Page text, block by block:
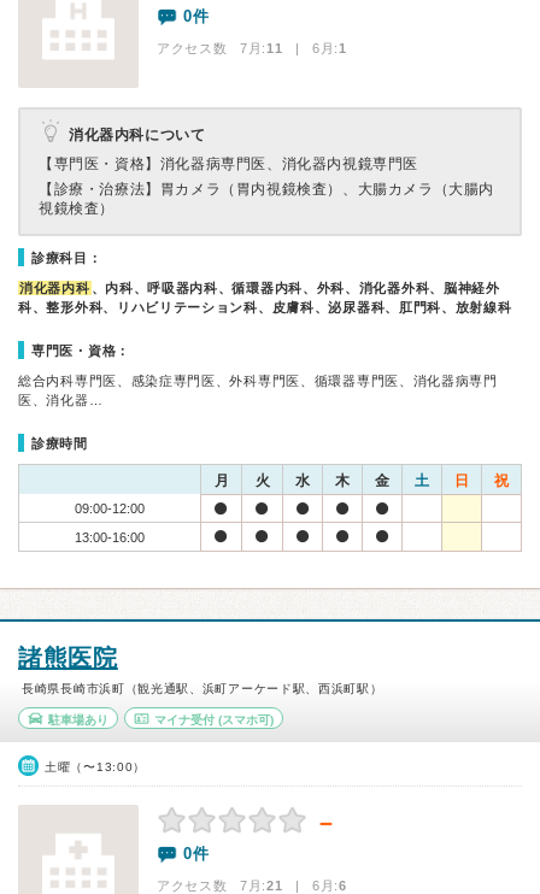
0件
アクセス数 7月:11 | 6月:1
消化器内科について
【専門医・資格】 消化器病専門医、消化器内視鏡専門医
【診療・治療法】 胃カメラ（胃内視鏡検査）、大腸カメラ（大腸内
視鏡検査）
診療科目：
消化器内科 、内科、呼吸器内科、循環器内科、外科、消化器外科、脳神経外
科、整形外科、リハビリテーション科、皮膚科、泌尿器科、肛門科、放射線科
専門医・資格：
総合内科専門医、感染症専門医、外科専門医、循環器専門医、消化器病専門
医、消化器…
診療時間
月 火 水 木 金 土 日 祝
09:00-12:00
13:00-16:00
諸熊医院
長崎県長崎市浜町（観光通駅、浜町アーケード駅、西浜町駅）
駐車場あり マイナ受付(スマホ可)
土曜（〜13:00）
－
0件
アクセス数 7月:21 | 6月:6